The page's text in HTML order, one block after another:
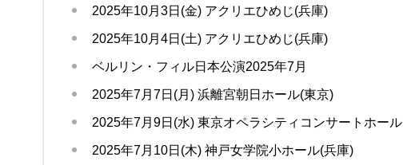
2025年10月3日(金) アクリエひめじ(兵庫)
2025年10月4日(土) アクリエひめじ(兵庫)
ベルリン・フィル日本公演2025年7月
2025年7月7日(月) 浜離宮朝日ホール(東京)
2025年7月9日(水) 東京オペラシティコンサートホール
2025年7月10日(木) 神戸女学院小ホール(兵庫)